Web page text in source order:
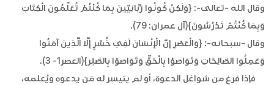
وقال الله -تعالى-: {وَلَكِنْ كُونُوا رَبَّانِيِّينَ بِمَا كُنْتُمْ تُعَلِّمُونَ الْكِتَابَ
وَبِمَا كُنْتُمْ تَدْرُسُونَ}(آل عمران: 79).
وقال -سبحانه-: {وَالْعَصْرِ إِنَّ الْإِنْسَانَ لَفِي خُسْرٍ إِلَّا الَّذِينَ آمَنُوا
وَعَمِلُوا الصَّالِحَاتِ وَتَوَاصَوْا بِالْحَقِّ وَتَوَاصَوْا بِالصَّبْر}(العصر1- 3).
فإذا فرغ من شواغل الدعوة، أو لم يتيسر له مَن يدعوه ويُعلمه،